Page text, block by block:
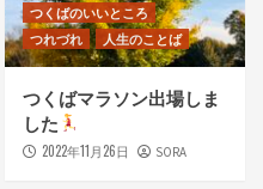
つくばのいいところ
つれづれ
人生のことば
つくばマラソン出場しま
した
2022年11月26日 SORA